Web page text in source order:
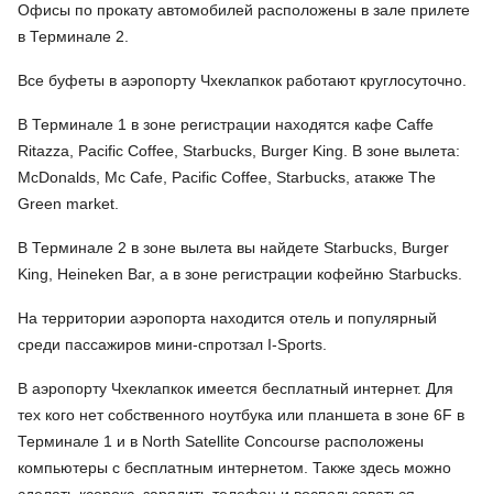
Офисы по прокату автомобилей расположены в зале прилете
в Терминале 2.
Все буфеты в аэропорту Чхеклапкок работают круглосуточно.
В Терминале 1 в зоне регистрации находятся кафе Caffe
Ritazza, Pacific Coffee, Starbucks, Burger King. В зоне вылета:
McDonalds, Mc Cafe, Pacific Coffee, Starbucks, атакже The
Green market.
В Терминале 2 в зоне вылета вы найдете Starbucks, Burger
King, Heineken Bar, а в зоне регистрации кофейню Starbucks.
На территории аэропорта находится отель и популярный
среди пассажиров мини-спротзал I-Sports.
В аэропорту Чхеклапкок имеется бесплатный интернет. Для
тех кого нет собственного ноутбука или планшета в зоне 6F в
Терминале 1 и в North Satellite Concourse расположены
компьютеры с бесплатным интернетом. Также здесь можно